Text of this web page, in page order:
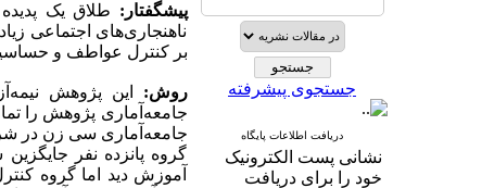
جستجوی پیشرفته
دریافت اطلاعات پایگاه
نشانی پست الکترونیک
خود را برای دریافت
پیشگفتار: طلاق یک
ناهنجاری‌های اجتماعی
بر کنترل عواطف و
روش: این پژوهش
جامعه‌آماری پژوهش را
جامعه‌آماری سی زن در
گروه پانزده نفر
آموزش دید اما گروه